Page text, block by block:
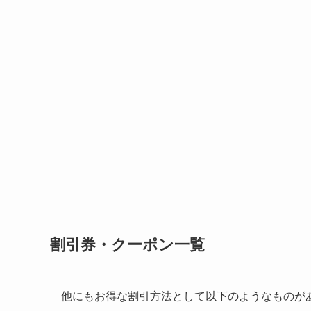
割引券・クーポン一覧
他にもお得な割引方法として以下のようなものが